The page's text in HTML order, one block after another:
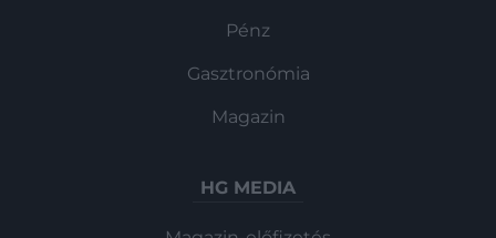
Pénz
Gasztronómia
Magazin
HG MEDIA